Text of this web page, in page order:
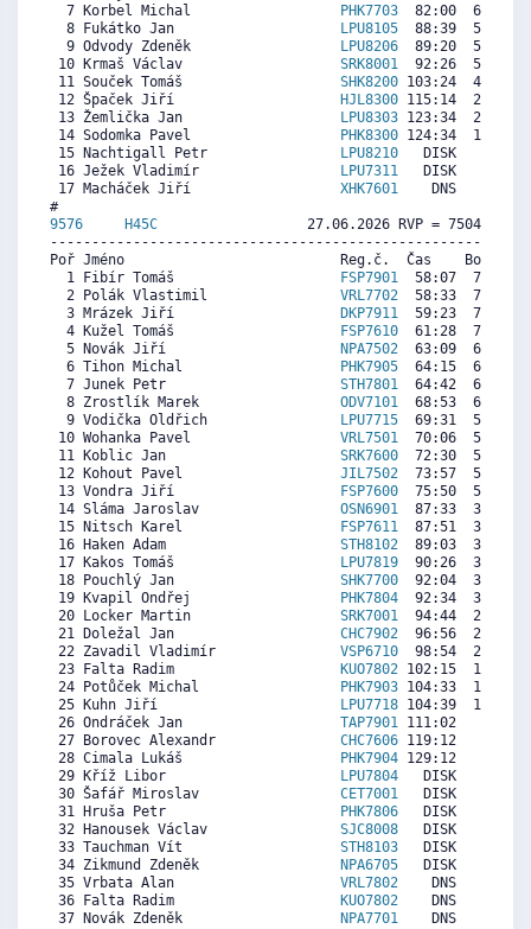
  7 Korbel Michal
PHK7703
82:00  6113
  8 Fukátko Jan
LPU8105
88:39  5457
  9 Odvody Zdeněk
LPU8206
89:20  5389
10 Krmaš Václav SRK8001
92:26  5083
11 Souček Tomáš SHK8200 103:24  4000
12 Špaček Jiří
HJL8300 115:14  2832
13 Žemlička Jan
LPU8303 123:34  2009
14 Sodomka Pavel
PHK8300 124:34  1910
15 Nachtigall Petr
LPU8210
DISK     0
16 Ježek Vladimír
LPU7311
DISK     0
17 Macháček Jiří XHK7601
DNS     0
9576
H45C
27.06.2026 RVP = 7504/
Poř Jméno                          Reg.č.  Čas    Body
  1 Fibír Tomáš
FSP7901
58:07  7425
  2 Polák Vlastimil
VRL7702
58:33  7371
  3 Mrázek Jiří
DKP7911
59:23  7266
  4 Kužel Tomáš
FSP7610
61:28  7005
  5 Novák Jiří
NPA7502
63:09  6794
  6 Tihon Michal
PHK7905
64:15  6656
  7 Junek Petr
STH7801
64:42  6600
  8 Zrostlík Marek
ODV7101
68:53  6076
  9 Vodička Oldřich
LPU7715
69:31  5996
10 Wohanka Pavel VRL7501
70:06  5923
11 Koblic Jan SRK7600
72:30  5622
12 Kohout Pavel JIL7502
73:57  5441
13 Vondra Jiří
FSP7600
75:50  5205
14 Sláma Jaroslav OSN6901
87:33  3736
15 Nitsch Karel
FSP7611
87:51  3699
16 Haken Adam STH8102
89:03  3549
17 Kakos Tomáš
LPU7819
90:26  3375
18 Pouchlý Jan SHK7700
92:04  3170
19 Kvapil Ondřej
PHK7804
92:34  3108
20 Locker Martin SRK7001
94:44  2836
21 Doležal Jan CHC7902
96:56  2561
22 Zavadil Vladimír VSP6710
98:54  2314
23 Falta Radim
KUO7802 102:15  1894
24 Potůček Michal
PHK7903 104:33  1606
25 Kuhn Jiří
LPU7718 104:39  1594
26 Ondráček Jan TAP7901 111:02   794
27 Borovec Alexandr CHC7606 119:12     0
28 Cimala Lukáš
PHK7904 129:12     0
29 Kříž Libor
LPU7804
DISK     0
30 Šafář Miroslav CET7001
DISK     0
31 Hruša Petr
PHK7806
DISK     0
32 Hanousek Václav SJC8008
DISK     0
33 Tauchman Vít STH8103
DISK     0
34 Zikmund Zdeněk
NPA6705
DISK     0
35 Vrbata Alan VRL7802
DNS     0
36 Falta Radim
KUO7802
DNS     0
37 Novák Zdeněk
NPA7701
DNS     0